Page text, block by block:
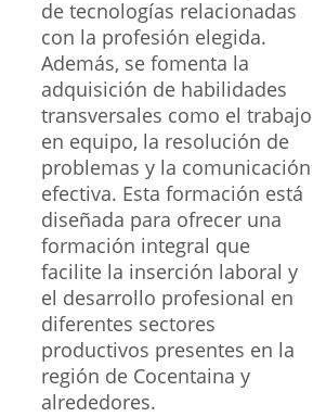
de tecnologías relacionadas
con la profesión elegida.
Además, se fomenta la
adquisición de habilidades
transversales como el trabajo
en equipo, la resolución de
problemas y la comunicación
efectiva. Esta formación está
diseñada para ofrecer una
formación integral que
facilite la inserción laboral y
el desarrollo profesional en
diferentes sectores
productivos presentes en la
región de Cocentaina y
alrededores.